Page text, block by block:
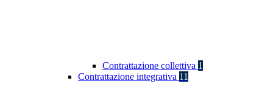
Contrattazione collettiva 1
Contrattazione integrativa 11